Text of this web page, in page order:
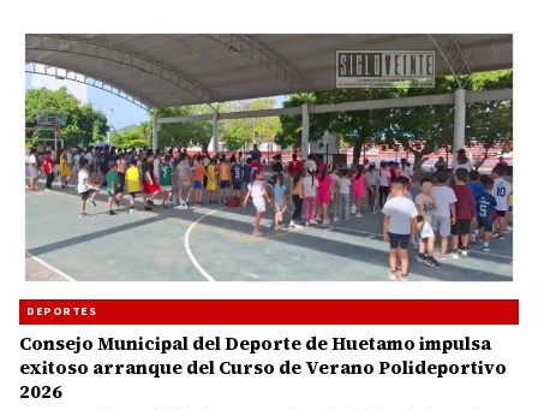
DEPORTES
Consejo Municipal del Deporte de Huetamo impulsa
exitoso arranque del Curso de Verano Polideportivo
2026